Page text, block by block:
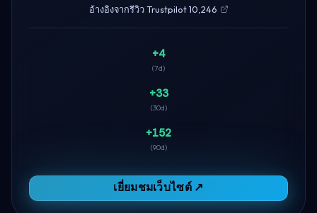
อ้างอิงจากรีวิว Trustpilot 10,246
+4
(7d)
+33
(30d)
+152
(90d)
เยี่ยมชมเว็บไซต์ ↗